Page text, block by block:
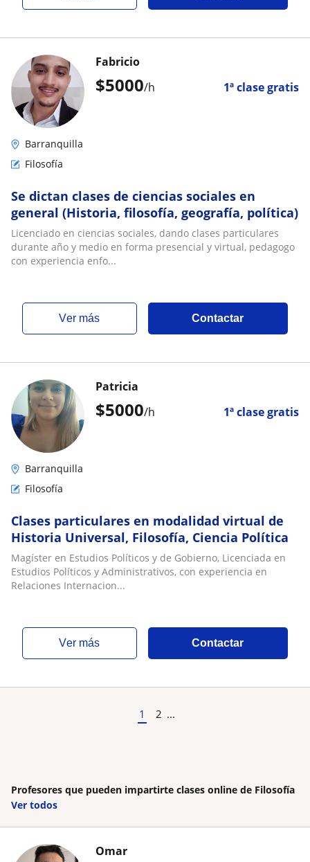
$5000/h 1ª clase gratis
Fabricio
Barranquilla
Filosofía
Se dictan clases de ciencias sociales en
general (Historia, filosofía, geografía, política)
Licenciado en ciencias sociales, dando clases particulares
durante año y medio en forma presencial y virtual, pedagogo
con experiencia enfo...
ver más Contactar
$5000/h 1ª clase gratis
Patricia
Barranquilla
Filosofía
Clases particulares en modalidad virtual de
Historia Universal, Filosofía, Ciencia Política
Magíster en Estudios Políticos y de Gobierno, Licenciada en
Estudios Políticos y Administrativos, con experiencia en
Relaciones Internacion...
ver más Contactar
1 2 ...
Profesores que pueden impartirte clases online de Filosofía
Ver todos
Omar